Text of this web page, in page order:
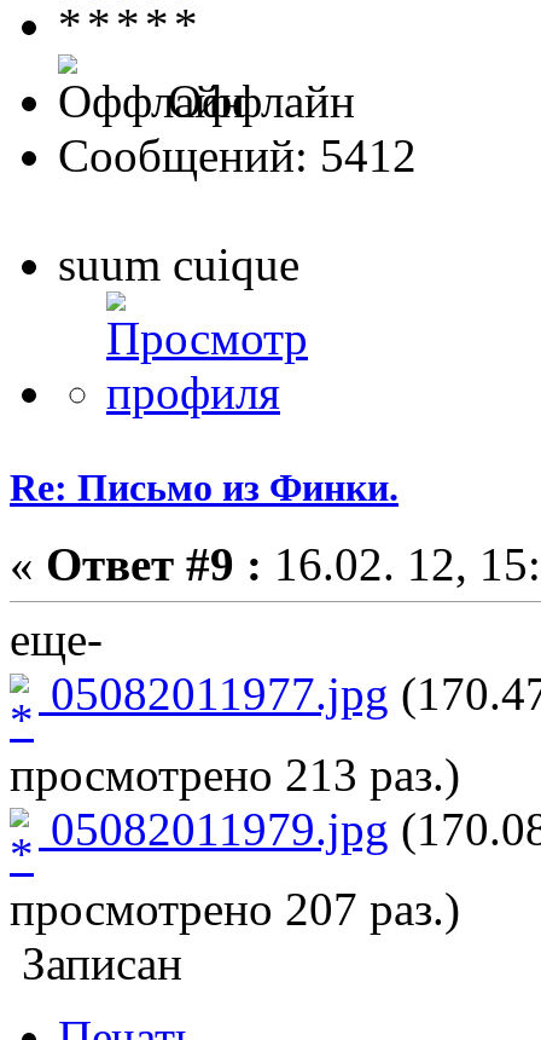
Оффлайн
Сообщений: 5412
suum cuique
Re: Письмо из Финки.
« Ответ #9 : 16.02. 12,
еще-
05082011977.jpg
просмотрено 213 раз.)
05082011979.jpg
просмотрено 207 раз.)
Записан